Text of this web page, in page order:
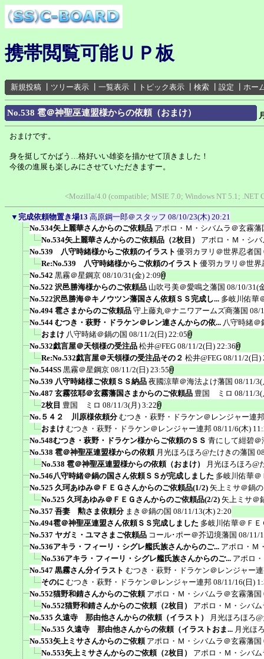
携帯閲覧可能ＵＰ板
新規投稿 ツリー表示 一覧表示 トピック表示 検索 設定 ホー
No.538 雹＠神聖巫連盟様からの依頼（おまけ）
おまけです。
身を挺してかばう…格好いい雄姿を描かせて頂きました！
今後の進展も楽しみにさせていただきますー。
<Mozilla/4.0 (compatible; MSIE 7.0; Windows NT 5.1; .NET
▼ 完成依頼物置き場13 高原鋼一郎＠スタッフ 08/10/23(木) 20:21
No.534矢上麗華さんからのご依頼品 アポロ・Ｍ・シバムラ＠玄霧藩
No.534矢上麗華さんからのご依頼品（2枚目）
アポロ・Ｍ・シ
No.539 八守時緒様からご依頼のイラスト 優羽カヲリ＠世界忍者国
Re:No.539 八守時緒様からご依頼のイラスト 優羽カヲリ＠世界
No.542 黒霧＠星鋼京 08/10/31(金) 2:09
No.522 沢邑勝海様からのご依頼品 山吹弓美＠愛鳴之藩国 08/10/31(
No.522沢邑勝海＠キノウツン藩国さん依頼ＳＳ完成し... 多岐川佑華
No.494 雹さまからのご依頼品 守上藤丸＠ナニワアームズ商藩国 08/
No.544 むつき・萩野・ドラケン＠レン連さんからの依... 八守時緒＠
おまけ 八守時緒＠鍋の国 08/11/2(日) 22:05
No.532戯言屋＠天領様の受注品 松井@FEG 08/11/2(日) 22:36
Re:No.532戯言屋＠天領様の受注品その２ 松井@FEG 08/11/2(日)
No.544SS 黒霧＠星鋼京 08/11/2(日) 23:55
No.539 八守時緒様ご依頼ＳＳ納品 夜國涼華＠海法よけ藩国 08/11/3(
No.487 玄霧弦耶＠玄霧藩国さまからのご依頼品 豊国 ミロ 08/11/3(
2枚目 豊国 ミロ 08/11/3(月) 3:22
No.５４２ 川原様依頼分 むつき・萩野・ドラケン＠レンジャー連邦
おまけ むつき・萩野・ドラケン＠レンジャー連邦 08/11/6(木)
No.548むつき・萩野・ドラケン様からご依頼のＳＳ 青にして紺碧＠
No.538 雹＠神聖巫連盟様からの依頼 月光ほろほろ@たけきの藩国
No.538 雹＠神聖巫連盟様からの依頼（おまけ）
月光ほろほろ@
No.546八守時緒＠鍋の国さん依頼ＳＳが完成しました 多岐川佑華＠
No.525 久珂あゆみ＠ＦＥＧさんからのご依頼品(1/2) 矢上ミサ＠鍋
No.525 久珂あゆみ＠ＦＥＧさんからのご依頼品(2/2) 矢上ミサ＠
No.357 吾妻 勲さま依頼分 まき＠鍋の国 08/11/13(木) 2:20
No.494雹＠神聖巫連盟さん依頼ＳＳ完成しました 多岐川佑華＠ＦＥ
No.537 ヤガミ・ユマさまご依頼品 コール･ポー＠芥辺境藩国 08/11/
No.536アキラ・フィーリ・シグレ艦氏族さんからのご... アポロ・Ｍ
No.536アキラ・フィーリ・シグレ艦氏族さんからのご... アポロ
No.547 黒霧さん分イラスト むつき・萩野・ドラケン＠レンジャー
そのに むつき・萩野・ドラケン＠レンジャー連邦 08/11/16(日)
No.552猫野和錆さんからのご依頼 アポロ・Ｍ・シバムラ＠玄霧藩国
No.552猫野和錆さんからのご依頼（2枚目）
アポロ・Ｍ・シバ
No.535 久遠寺 那由他さんからの依頼（イラスト）
月光ほろほろ
No.535 久遠寺 那由他さんからの依頼（イラストおま... 月光ほ
No.553矢上ミサさんからのご依頼 アポロ・Ｍ・シバムラ＠玄霧藩国
No.553矢上ミサさんからのご依頼（2枚目）
アポロ・Ｍ・シバ